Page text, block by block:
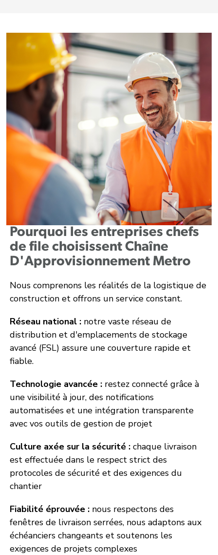
Pourquoi les entreprises chefs
de file choisissent Chaîne
D'Approvisionnement Metro
Nous comprenons les réalités de la logistique de
construction et offrons un service constant.
Réseau national : notre vaste réseau de
distribution et d'emplacements de stockage
avancé (FSL) assure une couverture rapide et
fiable.
Technologie avancée : restez connecté grâce à
une visibilité à jour, des notifications
automatisées et une intégration transparente
avec vos outils de gestion de projet
Culture axée sur la sécurité : chaque livraison
est effectuée dans le respect strict des
protocoles de sécurité et des exigences du
chantier
Fiabilité éprouvée : nous respectons des
fenêtres de livraison serrées, nous adaptons aux
échéanciers changeants et soutenons les
exigences de projets complexes